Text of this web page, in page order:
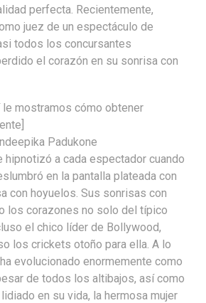
perfecta. Recientemente,
juez de un espectáculo de
todos los concursantes
el corazón en su sonrisa con
le mostramos cómo obtener
Padukone
hipnotizó a cada espectador cuando
en la pantalla plateada con
con hoyuelos. Sus sonrisas con
los corazones no solo del típico
el chico líder de Bollywood,
los crickets otoño para ella. A lo
evolucionado enormemente como
de todos los altibajos, así como
en su vida, la hermosa mujer